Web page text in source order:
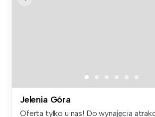
Jelenia Góra
Oferta tylko u nas! Do wynajęcia